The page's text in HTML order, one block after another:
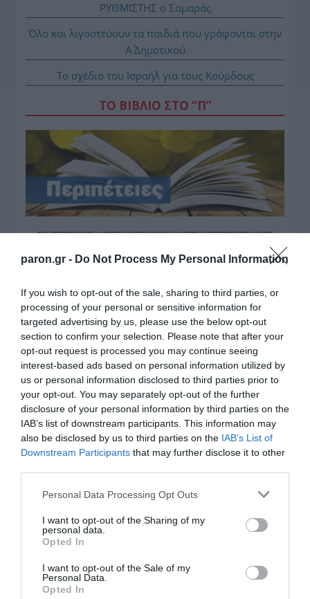
paron.gr - Do Not Process My Personal Information
If you wish to opt-out of the sale, sharing to third parties, or
processing of your personal or sensitive information for
targeted advertising by us, please use the below opt-out
section to confirm your selection. Please note that after your
opt-out request is processed you may continue seeing
interest-based ads based on personal information utilized by
us or personal information disclosed to third parties prior to
your opt-out. You may separately opt-out of the further
disclosure of your personal information by third parties on the
IAB’s list of downstream participants. This information may
also be disclosed by us to third parties on the IAB’s List of
Downstream Participants that may further disclose it to other
Please note that this website/app uses one or more Google
not limited to your visit or usage behaviour. You may click to
grant or deny consent to Google and its third-party tags to
use your data for below specified purposes in below Google
consent section.
Personal Data Processing Opt Outs
I want to opt-out of the Sharing of my
personal data.
Opted In
I want to opt-out of the Sale of my
Personal Data.
Opted In
ΡΥΘΜΙΣΤΗΣ ο Σαμαράς
Όλο και λιγοστεύουν τα παιδιά που γράφονται στην
Α΄ Δημοτικού
Το σχέδιο του Ισραήλ για τους Κούρδους
ΤΟ ΒΙΒΛΙΟ ΣΤΟ “Π”